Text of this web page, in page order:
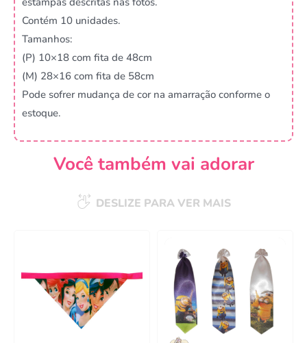
Contém 10 unidades.
Tamanhos:
(P) 10×18 com fita de 48cm
(M) 28×16 com fita de 58cm
Pode sofrer mudança de cor na amarração conforme o
estoque.
Você também vai adorar
DESLIZE PARA VER MAIS
Campanha lançada com
sucesso!